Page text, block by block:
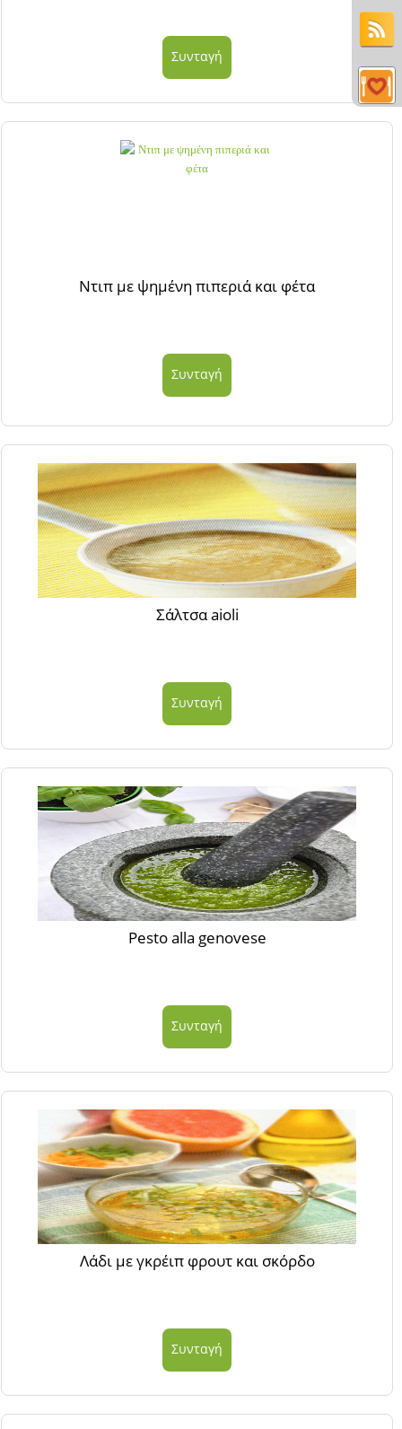
Συνταγή
Ντιπ με ψημένη πιπεριά και φέτα
Συνταγή
Σάλτσα aioli
Συνταγή
Pesto alla genovese
Συνταγή
Λάδι με γκρέιπ φρουτ και σκόρδο
Συνταγή